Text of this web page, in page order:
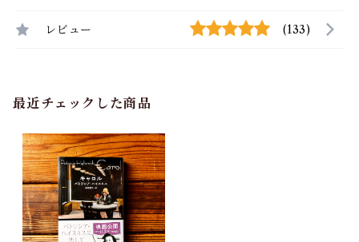
レビュー (133)
最近チェックした商品